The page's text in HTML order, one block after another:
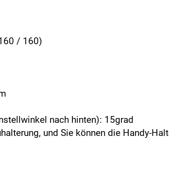
/ 160)
nach hinten): 15grad
und Sie können die Handy-